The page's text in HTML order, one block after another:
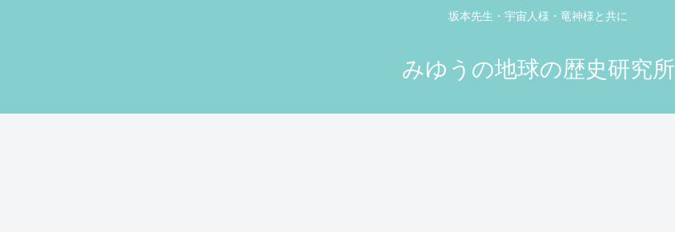
坂本先生・宇宙人様・竜神様と共に
みゆうの地球の歴史研究所